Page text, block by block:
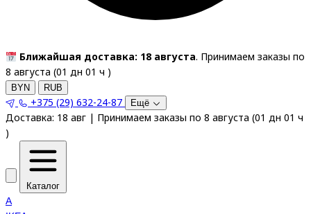
Ближайшая доставка: 18 августа. Принимаем заказы по
8 августа (01 дн 01 ч )
BYN RUB
+375 (29) 632-24-87 Ещё
Доставка: 18 авг | Принимаем заказы по 8 августа (01 дн 01 ч
)
Каталог
A